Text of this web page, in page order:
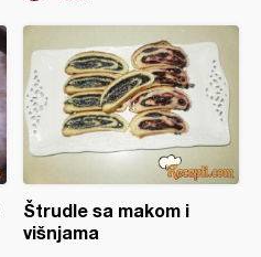
Štrudle sa makom i
višnjama